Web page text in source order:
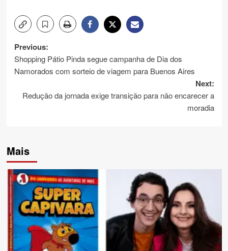
Post
navigation
Previous:
Shopping Pátio Pinda segue campanha de Dia dos
Namorados com sorteio de viagem para Buenos Aires
Next:
Redução da jornada exige transição para não encarecer a
moradia
Mais